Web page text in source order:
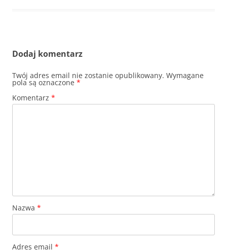
Dodaj komentarz
Twój adres email nie zostanie opublikowany. Wymagane
pola są oznaczone *
Komentarz *
Nazwa *
Adres email *